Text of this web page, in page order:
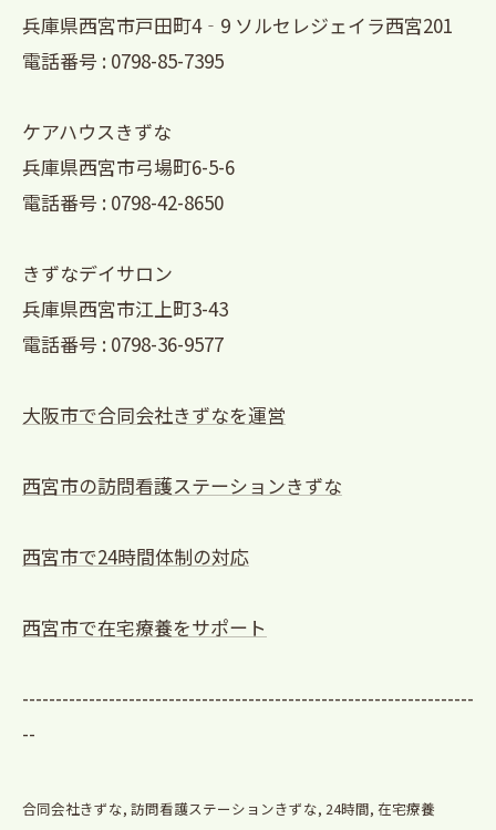
兵庫県西宮市戸田町4‐9 ソルセレジェイラ西宮201
電話番号 : 0798-85-7395
ケアハウスきずな
兵庫県西宮市弓場町6-5-6
電話番号 : 0798-42-8650
きずなデイサロン
兵庫県西宮市江上町3-43
電話番号 : 0798-36-9577
大阪市で合同会社きずなを運営
西宮市の訪問看護ステーションきずな
西宮市で24時間体制の対応
西宮市で在宅療養をサポート
--------------------------------------------------------------------
--
合同会社きずな 訪問看護ステーションきずな 24時間 在宅療養